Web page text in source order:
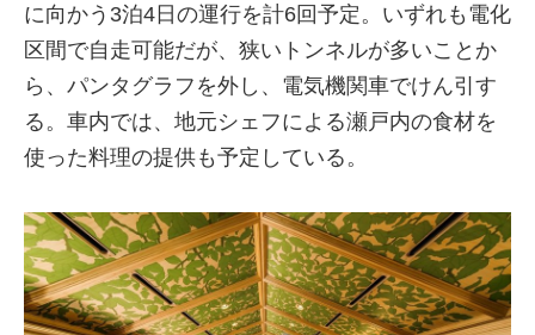
に向かう3泊4日の運行を計6回予定。いずれも電化
区間で自走可能だが、狭いトンネルが多いことか
ら、パンタグラフを外し、電気機関車でけん引す
る。車内では、地元シェフによる瀬戸内の食材を
使った料理の提供も予定している。